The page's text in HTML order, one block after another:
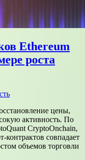
Ethereum
роста
цены,
активность. По
CryptoOnchain,
контрактов совпадает
объемов торговли